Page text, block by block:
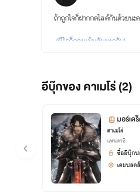
ถ้าถูกใจก็ฝากกดไลค์กันด้วยนะ
(มีไรก็คอมเม้นกันนะครับ)
จตุรมาร
สามารถติดต่อพูดคุยได้ที่เพจนะค
อีบุ๊กของ คาเมโร่ (2)
มอร์เด
คาเมโร่
แฟนตาซี
ซื้ออีบุ๊ก
เคยปลด